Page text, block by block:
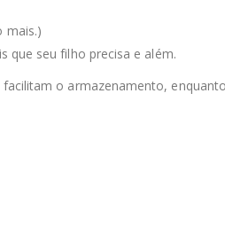
mais.)
que seu filho precisa e além.
o armazenamento,